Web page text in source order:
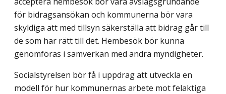
för bidragsansökan och kommunerna bör vara
skyldiga att med tillsyn säkerställa att bidrag går till
de som har rätt till det. Hembesök bör kunna
genomföras i samverkan med andra myndigheter.
Socialstyrelsen bör få i uppdrag att utveckla en
modell för hur kommunernas arbete mot felaktiga